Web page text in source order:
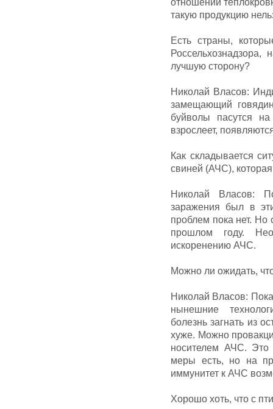
отношении
такую продукцию
Есть страны,
лучшую сторону?
Николай Власов:
замещающий
буйволы пасутся
взрослеет,
Как складывается
свиней (АЧС),
Николай Власов:
заражения был в
проблем пока нет. Но
прошлом году.
искоренению АЧС.
Можно ли ожидать,
Николай Власов:
нынешние
болезнь загнать из
хуже. Можно
носителем АЧС. Это
меры есть, но на
иммунитет к АЧС
Хорошо хоть, что с